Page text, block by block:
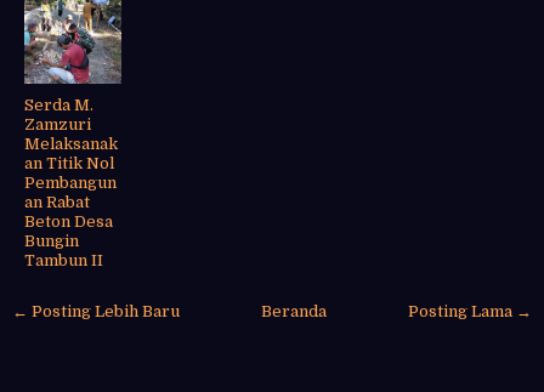
Serda M.
Zamzuri
Melaksanak
an Titik Nol
Pembangun
an Rabat
Beton Desa
Bungin
Tambun II
← Posting Lebih Baru Posting Lama →
Beranda